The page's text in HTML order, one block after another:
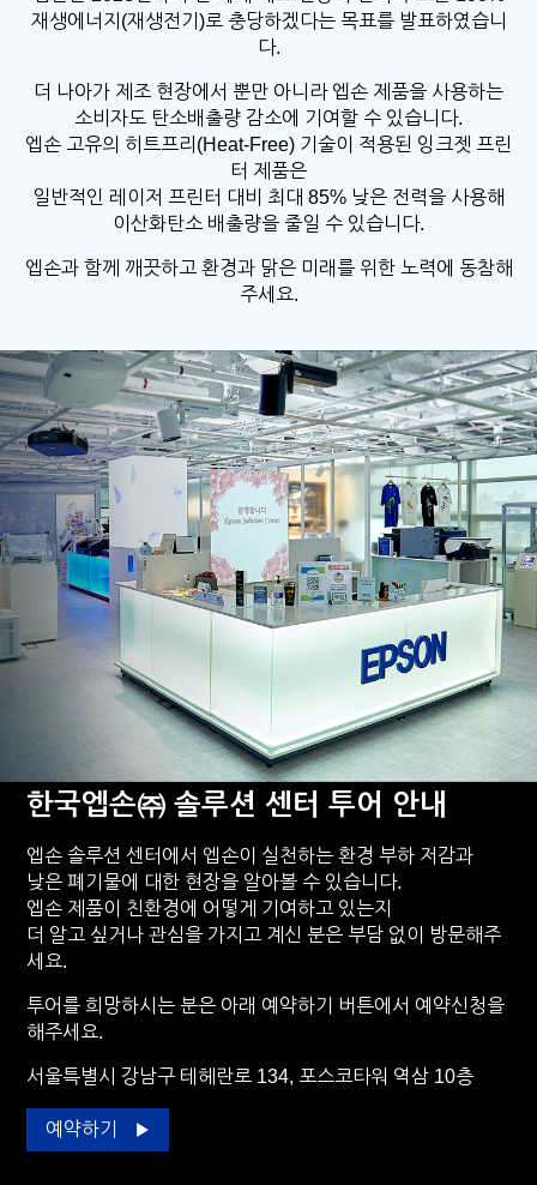
재생에너지(재생전기)로 충당하겠다는 목표를 발표하였습니
다.
더 나아가 제조 현장에서 뿐만 아니라 엡손 제품을 사용하는
소비자도 탄소배출량 감소에 기여할 수 있습니다.
엡손 고유의 히트프리(Heat-Free) 기술이 적용된 잉크젯 프린
터 제품은
일반적인 레이저 프린터 대비 최대 85% 낮은 전력을 사용해
이산화탄소 배출량을 줄일 수 있습니다.
엡손과 함께 깨끗하고 환경과 맑은 미래를 위한 노력에 동참해
주세요.
한국엡손㈜ 솔루션 센터 투어 안내
엡손 솔루션 센터에서 엡손이 실천하는 환경 부하 저감과
낮은 폐기물에 대한 현장을 알아볼 수 있습니다.
엡손 제품이 친환경에 어떻게 기여하고 있는지
더 알고 싶거나 관심을 가지고 계신 분은 부담 없이 방문해주
세요.
투어를 희망하시는 분은 아래 예약하기 버튼에서 예약신청을
해주세요.
서울특별시 강남구 테헤란로 134, 포스코타워 역삼 10층
예약하기